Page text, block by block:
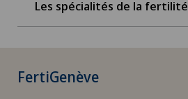
Les spécialités de la fertilité
FertiGenève